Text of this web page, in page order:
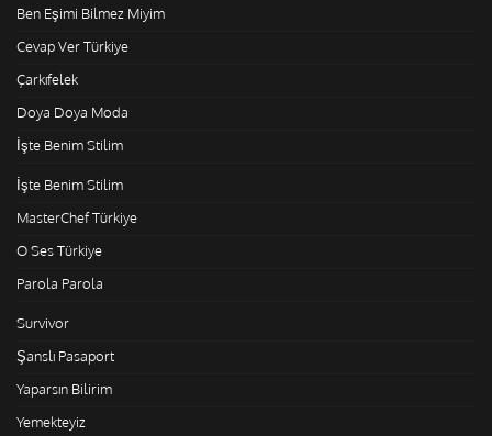
Ben Eşimi Bilmez Miyim
Cevap Ver Türkiye
Çarkıfelek
Doya Doya Moda
İşte Benim Stilim
İşte Benim Stilim
MasterChef Türkiye
O Ses Türkiye
Parola Parola
Survivor
Şanslı Pasaport
Yaparsın Bilirim
Yemekteyiz